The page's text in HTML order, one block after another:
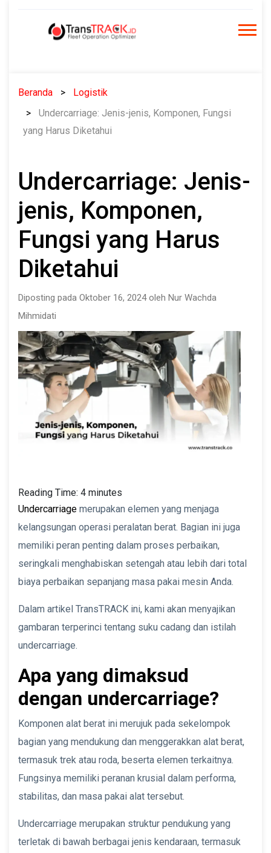
Beranda
Logistik
Undercarriage: Jenis-jenis, Komponen, Fungsi
yang Harus Diketahui
Undercarriage: Jenis-
jenis, Komponen,
Fungsi yang Harus
Diketahui
Diposting pada Oktober 16, 2024 oleh Nur Wachda
Mihmidati
Reading Time: 4 minutes
Undercarriage merupakan elemen yang menjaga
kelangsungan operasi peralatan berat. Bagian ini juga
memiliki peran penting dalam proses perbaikan,
seringkali menghabiskan setengah atau lebih dari total
biaya perbaikan sepanjang masa pakai mesin Anda.
Dalam artikel TransTRACK ini, kami akan menyajikan
gambaran terperinci tentang suku cadang dan istilah
undercarriage.
Apa yang dimaksud
dengan undercarriage?
Komponen alat berat ini merujuk pada sekelompok
bagian yang mendukung dan menggerakkan alat berat,
termasuk trek atau roda, beserta elemen terkaitnya.
Fungsinya memiliki peranan krusial dalam performa,
stabilitas, dan masa pakai alat tersebut.
Undercarriage merupakan struktur pendukung yang
terletak di bawah berbagai jenis kendaraan, termasuk